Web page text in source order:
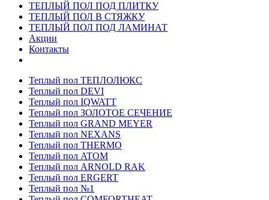
ТЕПЛЫЙ ПОЛ ПОД ПЛИТКУ
ТЕПЛЫЙ ПОЛ В СТЯЖКУ
ТЕПЛЫЙ ПОЛ ПОД ЛАМИНАТ
Акции
Контакты
Теплый пол ТЕПЛОЛЮКС
Теплый пол DEVI
Теплый пол IQWATT
Теплый пол ЗОЛОТОЕ СЕЧЕНИЕ
Теплый пол GRAND MEYER
Теплый пол NEXANS
Теплый пол THERMO
Теплый пол ATOM
Теплый пол ARNOLD RAK
Теплый пол ERGERT
Теплый пол №1